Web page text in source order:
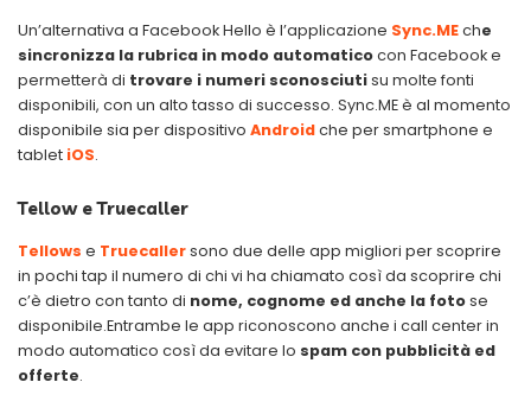
Un’alternativa a Facebook Hello è l’applicazione Sync.MEche
sincronizza la rubrica in modo automaticocon Facebook e
permetterà di trovare i numeri sconosciutisu molte fonti
disponibili, con un alto tasso di successo. Sync.ME è al momento
disponibile sia per dispositivo Androidche per smartphone e
tablet iOS.
Tellow e Truecaller
Tellows e Truecallersono due delle app migliori per scoprire
in pochi tap il numero di chi vi ha chiamato così da scoprire chi
c’è dietro con tanto di nome, cognome ed anche la fotose
disponibile.Entrambe le app riconoscono anche i call center in
modo automatico così da evitare lo spam con pubblicità ed
offerte.